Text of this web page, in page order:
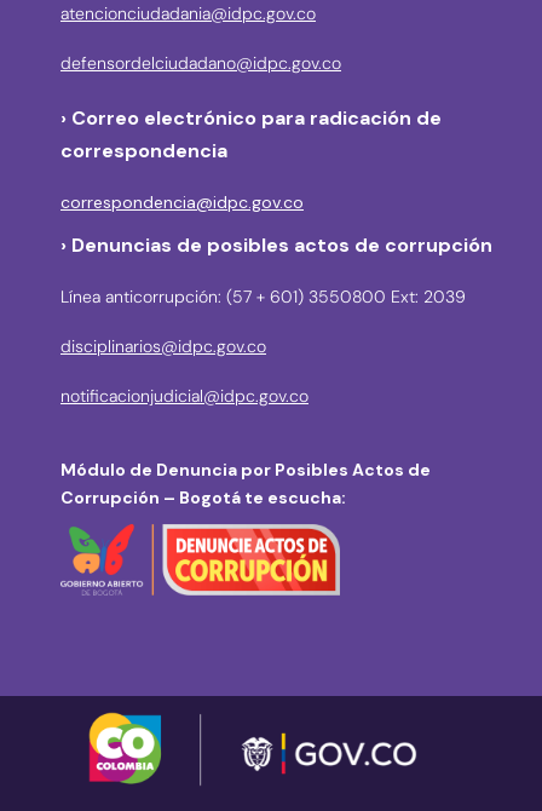
atencionciudadania@idpc.gov.co
defensordelciudadano@idpc.gov.co
› Correo electrónico para radicación de
correspondencia
correspondencia@idpc.gov.co
› Denuncias de posibles actos de corrupción
Línea anticorrupción: (57 + 601) 3550800 Ext: 2039
disciplinarios@idpc.gov.co
notificacionjudicial@idpc.gov.co
Módulo de Denuncia por Posibles Actos de
Corrupción – Bogotá te escucha: